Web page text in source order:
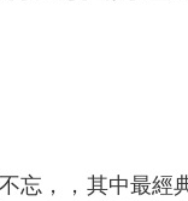
忘，，其中最經